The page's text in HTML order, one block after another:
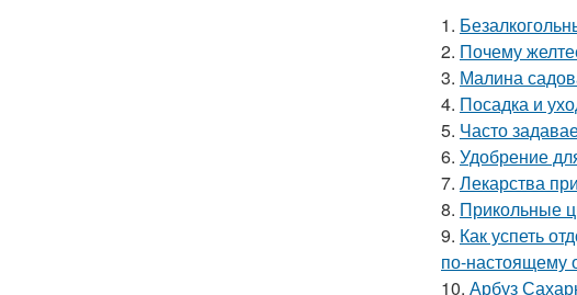
1.
2. Почему
3. Малина
4. Посадка и
5. Часто
6. Удобрение
7. Лекарства
8. Прикольные
9. Как успеть
по-настоящему
10. Арбуз